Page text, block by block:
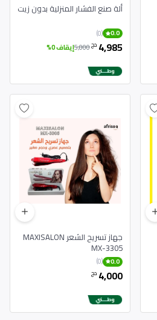
ألة صنع الفشار المنزلية بدون زيت
0.0
(0)
4,985 دج5,000إيقاف 0%
جهاز تسريح الشعر MAXISALON
MX-3305
0.0
(0)
4,000 دج